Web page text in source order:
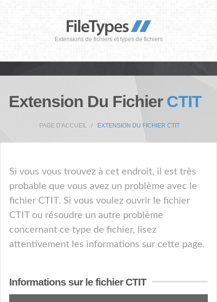
Extensions de fichiers et types de fichiers
Extension Du Fichier CTIT
PAGE D'ACCUEIL EXTENSION DU FICHIER CTIT
Si vous vous trouvez à cet endroit, il est très
probable que vous avez un problème avec le
fichier CTIT. Si vous voulez ouvrir le fichier
CTIT ou résoudre un autre problème
concernant ce type de fichier, lisez
attentivement les informations sur cette page.
Informations sur le fichier CTIT